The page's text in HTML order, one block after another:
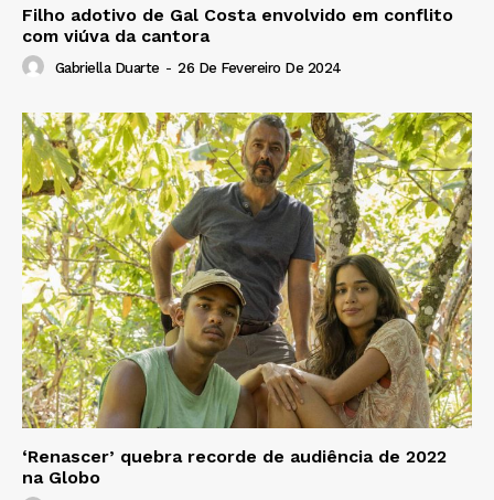
Filho adotivo de Gal Costa envolvido em conflito
com viúva da cantora
Gabriella Duarte - 26 De Fevereiro De 2024
‘Renascer’ quebra recorde de audiência de 2022
na Globo